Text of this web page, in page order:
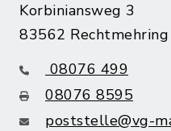
Korbiniansweg 3
83562 Rechtmehring
08076 499
08076 8595
poststelle@vg-